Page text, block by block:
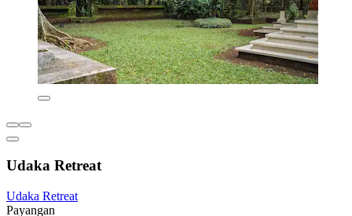
Udaka Retreat
Udaka Retreat
Payangan